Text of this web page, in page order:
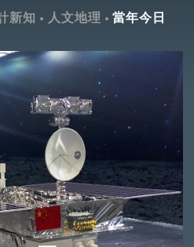
新知 人文地理 當年今日